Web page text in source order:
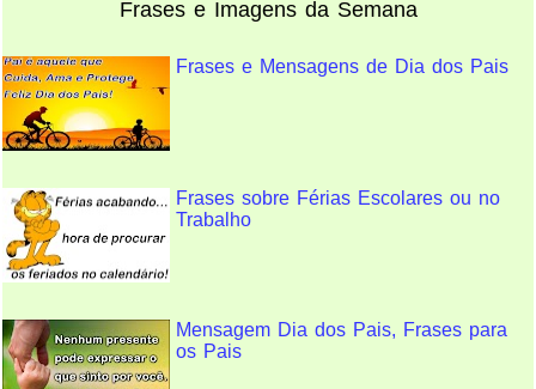
Frases e Imagens da Semana
Frases e Mensagens de Dia dos Pais
Frases sobre Férias Escolares ou no
Trabalho
Mensagem Dia dos Pais, Frases para
os Pais